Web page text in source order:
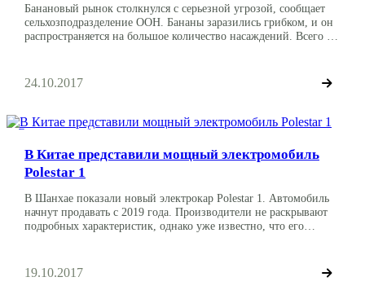
Банановый рынок столкнулся с серьезной угрозой, сообщает
сельхозподразделение ООН. Бананы заразились грибком, и он
распространяется на большое количество насаждений. Всего к
рынка. Их может «захватить» TR4, что в переводе означает
«тропическая гонка». Бананы из-за нее увядают. Для борьбы
24.10.2017
Экология и бизнес
В Китае представили мощный электромобиль
Polestar 1
В Шанхае показали новый электрокар Polestar 1. Автомобиль
начнут продавать с 2019 года. Производители не раскрывают
подробных характеристик, однако уже известно, что его
Автомобиль оснащен гибридной моделью с поддержкой
двигателя внутреннего сгорания. Анонсировано, что Polestar 1
19.10.2017